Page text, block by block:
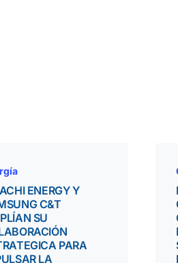
ENERGY Y
C&T
SU
PARA
LA